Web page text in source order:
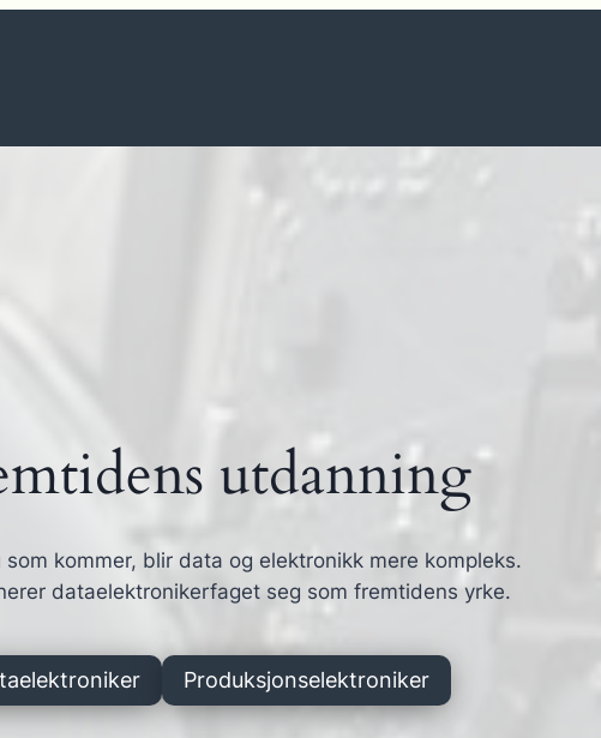
utdanning
som kommer, blir data og elektronikk mere kompleks.
dataelektronikerfaget seg som fremtidens yrke.
Produksjonselektroniker